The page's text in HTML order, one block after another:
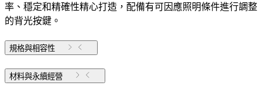
率、穩定和精確性精心打造，配備有可因應照明條件進行調整
的背光按鍵。
規格與相容性
材料與永續經營